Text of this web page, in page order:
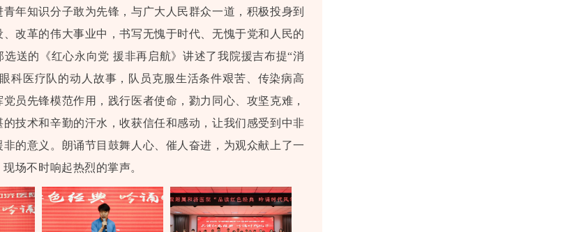
年知识分子敢为先锋，与广大人民群众一道，积极投身到
、改革的伟大事业中，书写无愧于时代、无愧于党和人民的
选送的《红心永向党 援非再启航》讲述了我院援吉布提“消
科医疗队的动人故事，队员克服生活条件艰苦、传染病高
员先锋模范作用，践行医者使命，勠力同心、攻坚克难，
的技术和辛勤的汗水，收获信任和感动，让我们感受到中非
的意义。朗诵节目鼓舞人心、催人奋进，为观众献上了一
场不时响起热烈的掌声。